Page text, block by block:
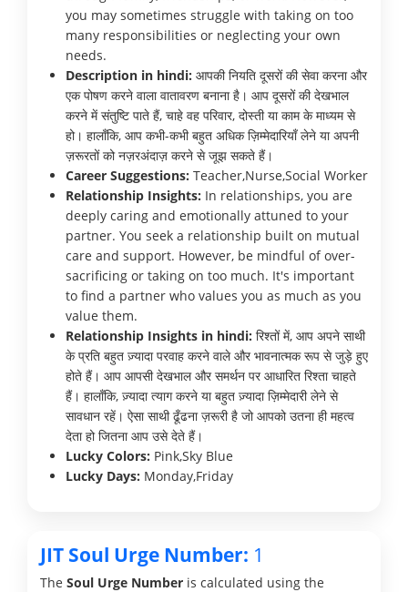
you may sometimes struggle with taking on too
many responsibilities or neglecting your own
needs.
Description in hindi: आपकी नियति दूसरों की सेवा करना और
एक पोषण करने वाला वातावरण बनाना है। आप दूसरों की देखभाल
करने में संतुष्टि पाते हैं, चाहे वह परिवार, दोस्ती या काम के माध्यम से
हो। हालाँकि, आप कभी-कभी बहुत अधिक ज़िम्मेदारियाँ लेने या अपनी
ज़रूरतों को नज़रअंदाज़ करने से जूझ सकते हैं।
Career Suggestions: Teacher,Nurse,Social Worker
Relationship Insights: In relationships, you are
deeply caring and emotionally attuned to your
partner. You seek a relationship built on mutual
care and support. However, be mindful of over-
sacrificing or taking on too much. It's important
to find a partner who values you as much as you
value them.
Relationship Insights in hindi: रिश्तों में, आप अपने साथी
के प्रति बहुत ज़्यादा परवाह करने वाले और भावनात्मक रूप से जुड़े हुए
होते हैं। आप आपसी देखभाल और समर्थन पर आधारित रिश्ता चाहते
हैं। हालाँकि, ज़्यादा त्याग करने या बहुत ज़्यादा ज़िम्मेदारी लेने से
सावधान रहें। ऐसा साथी ढूँढना ज़रूरी है जो आपको उतना ही महत्व
देता हो जितना आप उसे देते हैं।
Lucky Colors: Pink,Sky Blue
Lucky Days: Monday,Friday
JIT Soul Urge Number: 1
The Soul Urge Number is calculated using the